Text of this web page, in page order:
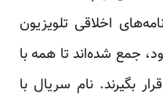
اخلاقی تلویزیون
جمع شده‌اند تا همه با
بگیرند. نام سریال با